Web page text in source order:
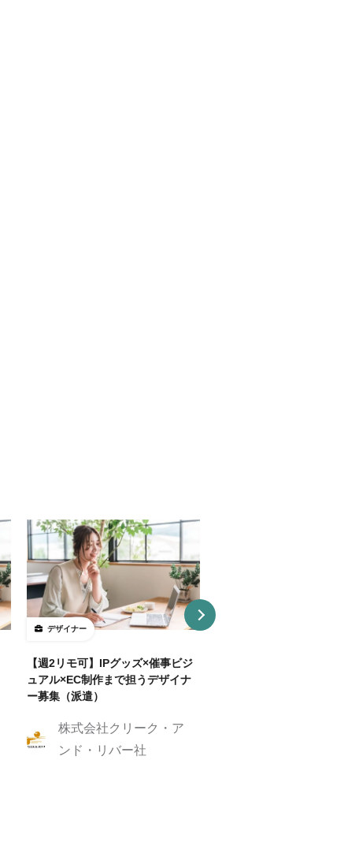
デザイナー
【週2リモ可】IPグッズ×催事ビジ
ュアル×EC制作まで担うデザイナ
ー募集（派遣）
株式会社クリーク・ア
ンド・リバー社